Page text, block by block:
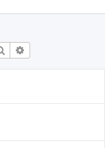
Suche